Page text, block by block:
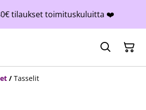
tilaukset toimituskuluitta ❤️
/ Tasselit